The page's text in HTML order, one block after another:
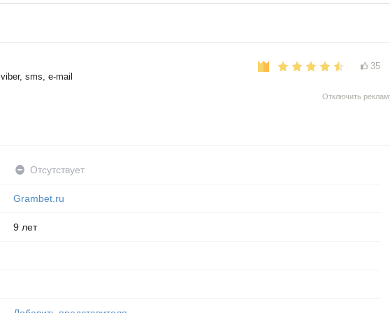
sms, e-mail
35
Отключить
Отсутствует
Grambet.ru
9 лет